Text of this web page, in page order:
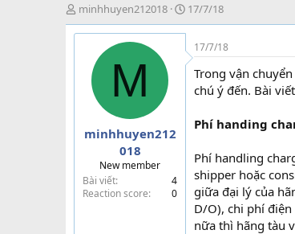
T
h
r
minhhuyen212018
N
g
y
g
17/7/18
M
minhhuyen212
018
New member
Bài viết
4
Reaction score
0
17/7/18
Trong vận
chú ý đến. Bài
Phí handing
Phí handling
shipper hoặc
giữa đại lý của
D/O), chi phí
nữa thì hãng tàu